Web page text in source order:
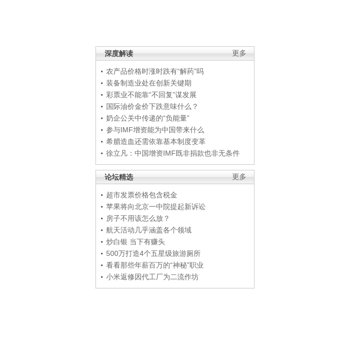
更多
深度解读
农产品价格时涨时跌有“解药”吗
装备制造业处在创新关键期
彩票业不能靠“不回复”谋发展
国际油价金价下跌意味什么？
奶企公关中传递的“负能量”
参与IMF增资能为中国带来什么
希腊造血还需依靠基本制度变革
徐立凡：中国增资IMF既非捐款也非无条件
更多
论坛精选
超市发票价格包含税金
苹果将向北京一中院提起新诉讼
房子不用该怎么放？
航天活动几乎涵盖各个领域
炒白银 当下有赚头
500万打造4个五星级旅游厕所
看看那些年薪百万的“神秘”职业
小米返修因代工厂为二流作坊